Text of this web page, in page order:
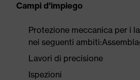
Campi d'impiego
Protezione meccanica per i
nei seguenti
Lavori di precisione
Ispezioni